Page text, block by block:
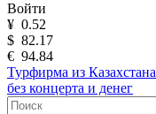
Войти
¥ 0.52
$ 82.17
€ 94.84
Турфирма из
без концерта и денег